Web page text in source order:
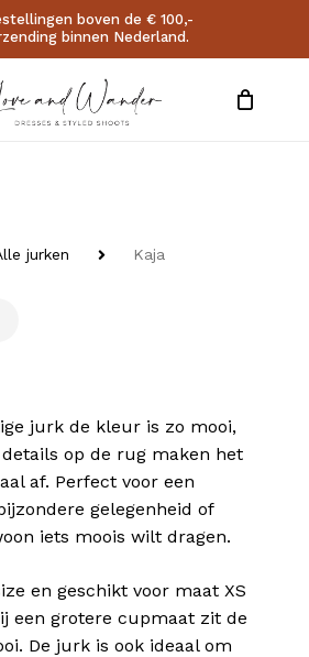
boven de € 100,-
binnen Nederland.
Cart
jurken Kaja
jurk de kleur is zo mooi,
op de rug maken het
af. Perfect voor een
gelegenheid of
iets moois wilt dragen.
en geschikt voor maat XS
een grotere cupmaat zit de
De jurk is ook ideaal om